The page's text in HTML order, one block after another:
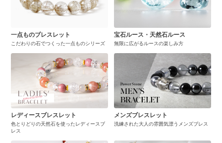
一点ものブレスレット
こだわりの石でつくった一点ものシリーズ
宝石ルース・天然石ルース
無限に広がるルースの楽しみ方
レディースブレスレット
色とりどりの天然石を使ったレディースブ
レス
メンズブレスレット
洗練された大人の雰囲気漂うメンズブレス